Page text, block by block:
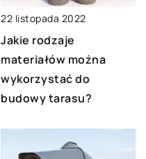
22 listopada 2022
Jakie rodzaje
materiałów można
wykorzystać do
budowy tarasu?